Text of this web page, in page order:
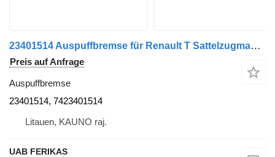
23401514 Auspuffbremse für Renault T Sattelzugmaschine
Preis auf Anfrage
Auspuffbremse
23401514, 7423401514
Litauen, KAUNO raj.
UAB FERIKAS